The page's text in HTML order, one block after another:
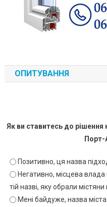
ОПИТУВАННЯ
Як ви ставитесь до
Порт-
Позитивно, ця назва
Негативно, місцева влада
тій назві, яку обрали
Мені байдуже, назва